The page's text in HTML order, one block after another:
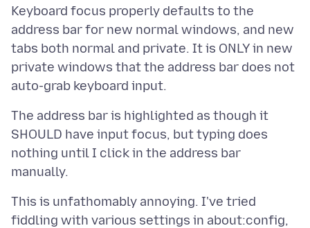
Keyboard focus properly defaults to the
address bar for new normal windows, and new
tabs both normal and private. It is ONLY in new
private windows that the address bar does not
The address bar is highlighted as though it
SHOULD have input focus, but typing does
nothing until I click in the address bar
This is unfathomably annoying. I've tried
fiddling with various settings in about:config,